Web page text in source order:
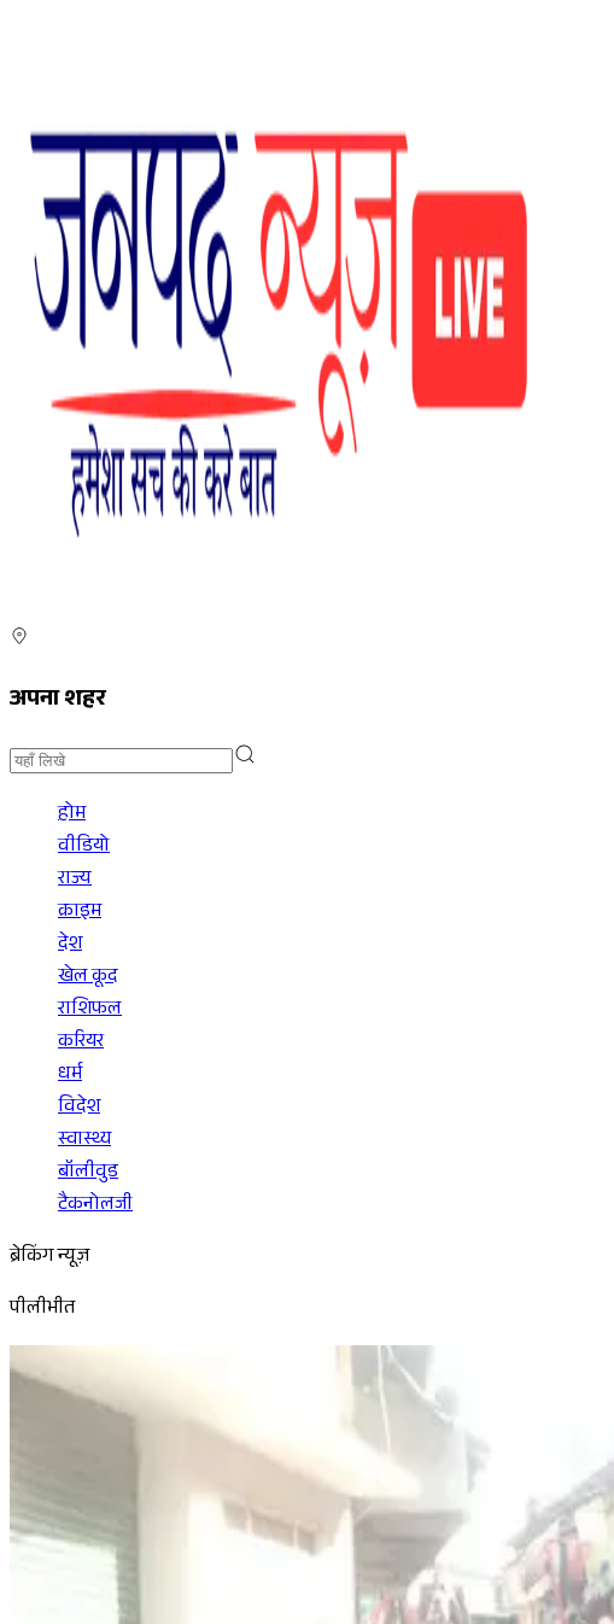
अपना शहर
होम
वीडियो
राज्य
क्राइम
देश
खेल कूद
राशिफल
करियर
धर्म
विदेश
स्वास्थ्य
बॉलीवुड
टैकनोलजी
ब्रेकिंग न्यूज़
पीलीभीत